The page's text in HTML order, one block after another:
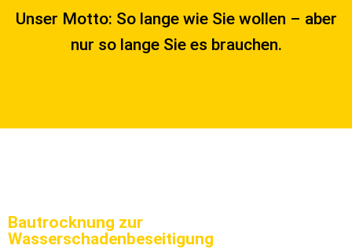
Unser Motto: So lange wie Sie wollen – aber
nur so lange Sie es brauchen.
Bautrocknung zur
Wasserschadenbeseitigung